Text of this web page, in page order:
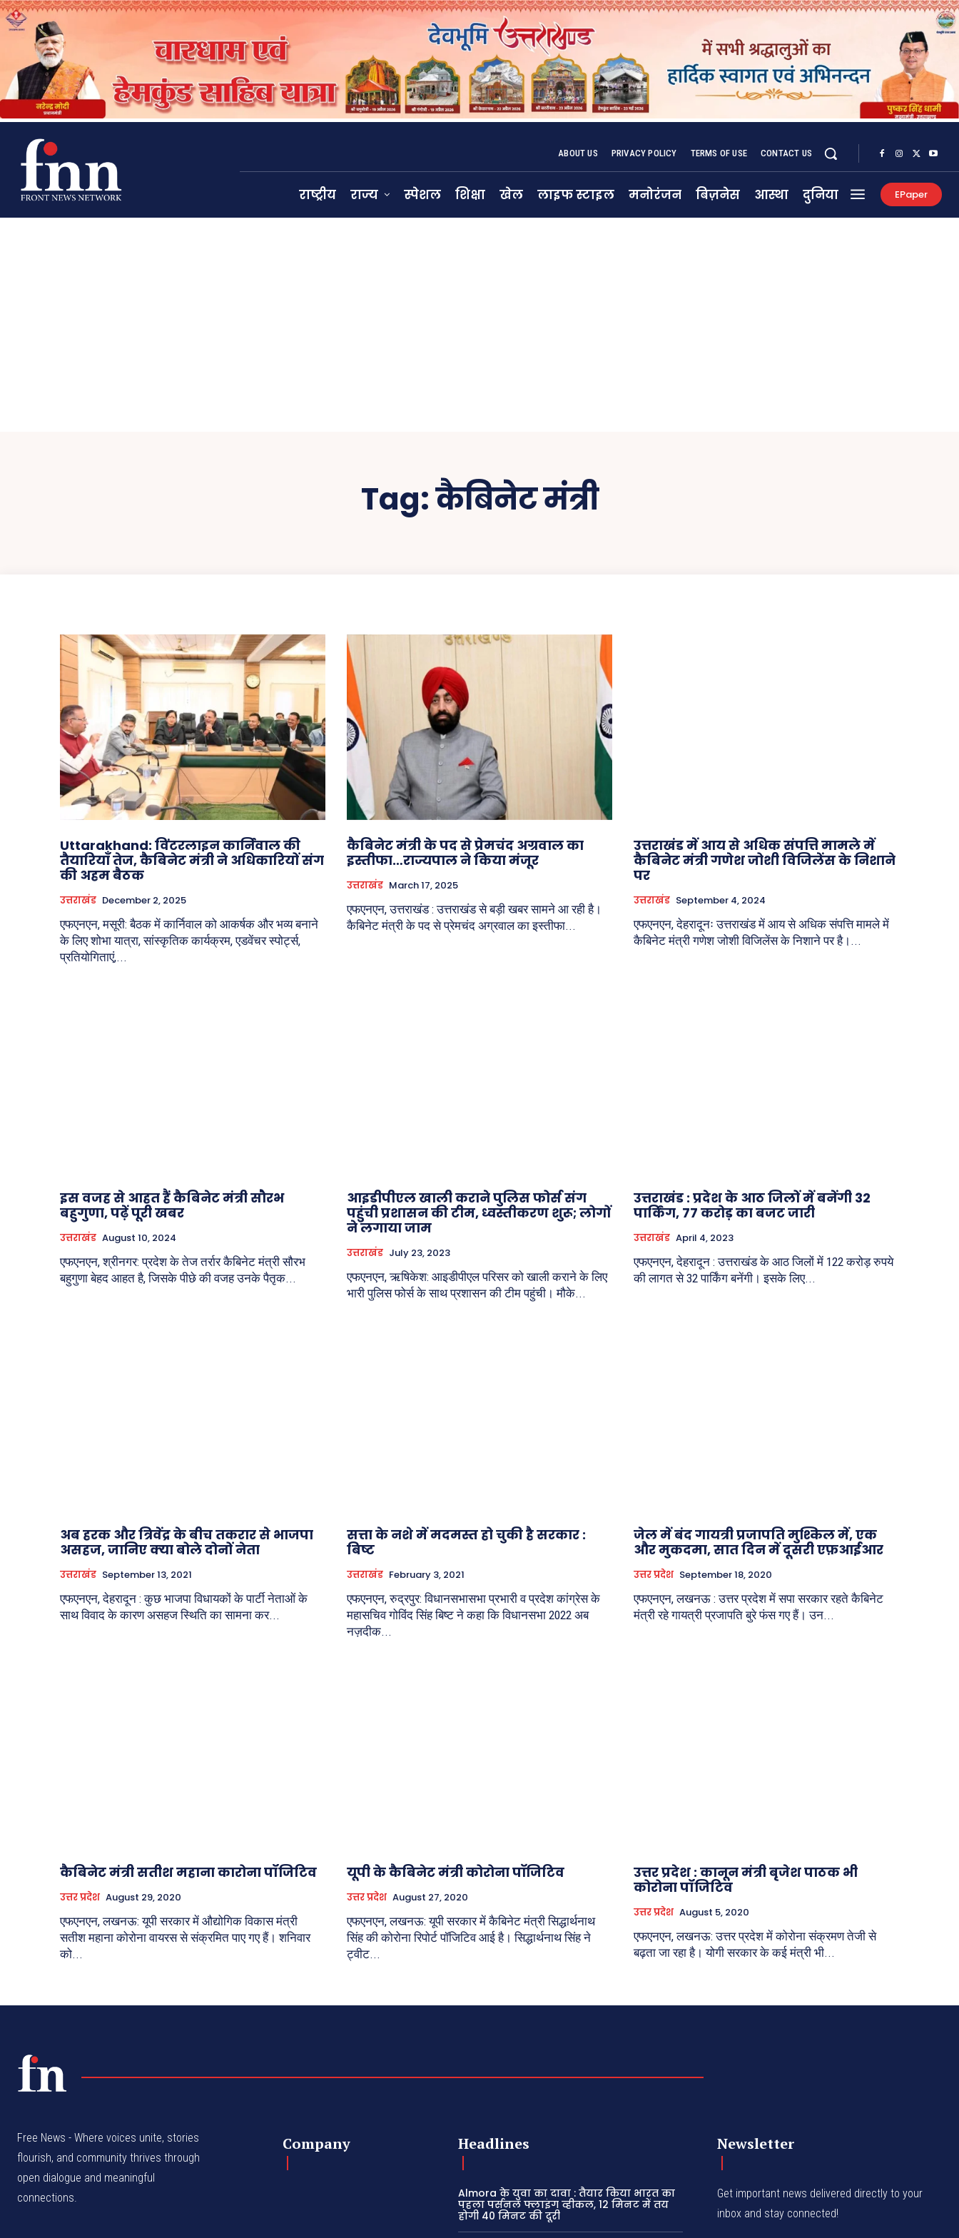
ABOUT US PRIVACY POLICY TERMS OF USE CONTACT US
राष्ट्रीय राज्य स्पेशल शिक्षा खेल लाइफ स्टाइल मनोरंजन बिज़नेस आस्था दुनिया EPaper
Tag:कैबिनेट मंत्री
Uttarakhand: विंटरलाइन कार्निवाल की
तैयारियाँ तेज, कैबिनेट मंत्री ने अधिकारियों संग
की अहम बैठक
उत्तराखंड December 2, 2025
एफएनएन, मसूरी: बैठक में कार्निवाल को आकर्षक और भव्य बनाने
के लिए शोभा यात्रा, सांस्कृतिक कार्यक्रम, एडवेंचर स्पोर्ट्स,
प्रतियोगिताएं,...
कैबिनेट मंत्री के पद से प्रेमचंद अग्रवाल का
इस्तीफा…राज्यपाल ने किया मंजूर
उत्तराखंड March 17, 2025
एफएनएन, उत्तराखंड : उत्तराखंड से बड़ी खबर सामने आ रही है।
कैबिनेट मंत्री के पद से प्रेमचंद अग्रवाल का इस्तीफा...
उत्तराखंड में आय से अधिक संपत्ति मामले में
कैबिनेट मंत्री गणेश जोशी विजिलेंस के निशाने
पर
उत्तराखंड September 4, 2024
एफएनएन, देहरादूनः उत्तराखंड में आय से अधिक संपत्ति मामले में
कैबिनेट मंत्री गणेश जोशी विजिलेंस के निशाने पर है।...
इस वजह से आहत हैं कैबिनेट मंत्री सौरभ
बहुगुणा, पढ़ें पूरी खबर
उत्तराखंड August 10, 2024
एफएनएन, श्रीनगर: प्रदेश के तेज तर्रार कैबिनेट मंत्री सौरभ
बहुगुणा बेहद आहत है, जिसके पीछे की वजह उनके पैतृक...
आइडीपीएल खाली कराने पुलिस फोर्स संग
पहुंची प्रशासन की टीम, ध्वस्तीकरण शुरू; लोगों
ने लगाया जाम
उत्तराखंड July 23, 2023
एफएनएन, ऋषिकेश: आइडीपीएल परिसर को खाली कराने के लिए
भारी पुलिस फोर्स के साथ प्रशासन की टीम पहुंची। मौके...
उत्तराखंड : प्रदेश के आठ जिलों में बनेंगी 32
पार्किंग, 77 करोड़ का बजट जारी
उत्तराखंड April 4, 2023
एफएनएन, देहरादून : उत्तराखंड के आठ जिलों में 122 करोड़ रुपये
की लागत से 32 पार्किंग बनेंगी। इसके लिए...
अब हरक और त्रिवेंद्र के बीच तकरार से भाजपा
असहज, जा‍निए क्‍या बोले दोनों नेता
उत्तराखंड September 13, 2021
एफएनएन, देहरादून : कुछ भाजपा विधायकों के पार्टी नेताओं के
साथ विवाद के कारण असहज स्थिति का सामना कर...
सत्ता के नशे में मदमस्त हो चुकी है सरकार :
बिष्ट
उत्तराखंड February 3, 2021
एफएनएन, रुद्रपुर: विधानसभासभा प्रभारी व प्रदेश कांग्रेस के
महासचिव गोविंद सिंह बिष्ट ने कहा कि विधानसभा 2022 अब
नज़दीक...
जेल में बंद गायत्री प्रजापति मुश्किल में, एक
और मुकदमा, सात दिन में दूसरी एफ़आईआर
उत्तर प्रदेश September 18, 2020
एफएनएन, लखनऊ : उत्तर प्रदेश में सपा सरकार रहते कैबिनेट
मंत्री रहे गायत्री प्रजापति बुरे फंस गए हैं। उन...
कैबिनेट मंत्री सतीश महाना कारोना पॉजिटिव
उत्तर प्रदेश August 29, 2020
एफएनएन, लखनऊ: यूपी सरकार में औद्योगिक विकास मंत्री
सतीश महाना कोरोना वायरस से संक्रमित पाए गए हैं। शनिवार
को...
यूपी के कैबिनेट मंत्री कोरोना पाॅजिटिव
उत्तर प्रदेश August 27, 2020
एफएनएन, लखनऊ: यूपी सरकार में कैबिनेट मंत्री सिद्धार्थनाथ
सिंह की कोरोना रिपोर्ट पॉजिटिव आई है। सिद्धार्थनाथ सिंह ने
ट्वीट...
उत्तर प्रदेश : कानून मंत्री बृजेश पाठक भी
कोरोना पॉजिटिव
उत्तर प्रदेश August 5, 2020
एफएनएन, लखनऊ: उत्तर प्रदेश में कोरोना संक्रमण तेजी से
बढ़ता जा रहा है। योगी सरकार के कई मंत्री भी...
Free News - Where voices unite, stories
flourish, and community thrives through
open dialogue and meaningful
connections.
Company Headlines
Almora के युवा का दावा : तैयार किया भारत का
पहला पर्सनल फ्लाइंग व्हीकल, 12 मिनट में तय
होगी 40 मिनट की दूरी
Newsletter
Get important news delivered directly to your
inbox and stay connected!